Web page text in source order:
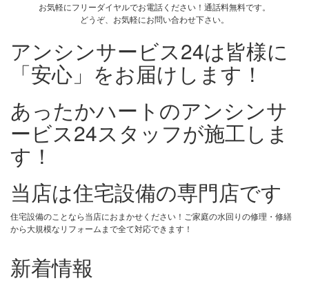
お気軽にフリーダイヤルでお電話ください！通話料無料です。
どうぞ、お気軽にお問い合わせ下さい。
アンシンサービス24は皆様に
「安心」をお届けします！
あったかハートのアンシンサ
ービス24スタッフが施工しま
す！
当店は住宅設備の専門店です
住宅設備のことなら当店におまかせください！ご家庭の水回りの修理・修繕
から大規模なリフォームまで全て対応できます！
新着情報